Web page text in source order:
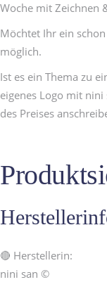
Woche mit Zeichnen
Möchtet Ihr ein
möglich.
Ist es ein Thema zu
eigenes Logo mit
des Preises
🔴 Herstellerin:
nini san ©